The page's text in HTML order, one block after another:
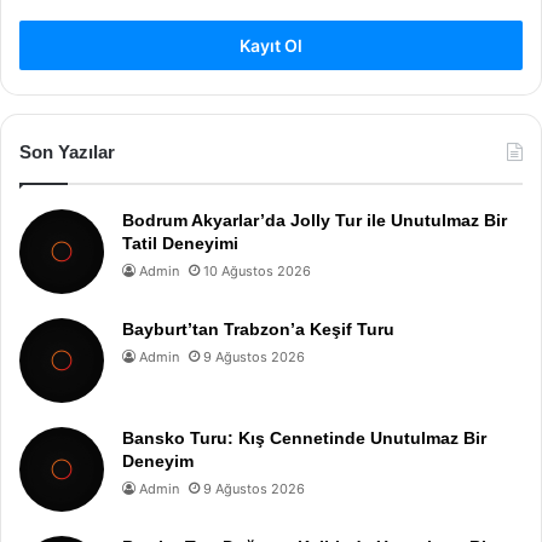
Kayıt Ol
Son Yazılar
Bodrum Akyarlar’da Jolly Tur ile Unutulmaz Bir
Tatil Deneyimi
Admin 10 Ağustos 2026
Bayburt’tan Trabzon’a Keşif Turu
Admin 9 Ağustos 2026
Bansko Turu: Kış Cennetinde Unutulmaz Bir
Deneyim
Admin 9 Ağustos 2026